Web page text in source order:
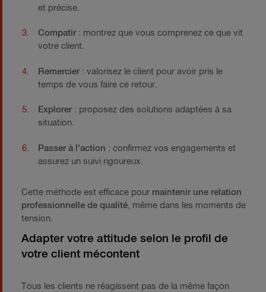
et précise.
Compatir: montrez que vous comprenez ce que vit
votre client.
Remercier: valorisez le client pour avoir pris le
temps de vous faire ce retour.
Explorer: proposez des solutions adaptées à sa
situation.
Passer à l'action : confirmez vos engagements et
assurez un suivi rigoureux.
Cette méthode est efficace pour maintenir une relation
professionnelle de qualité, même dans les moments de
tension.
Adapter votre attitude selon le profil de
votre client mécontent
Tous les clients ne réagissent pas de la même façon